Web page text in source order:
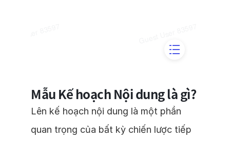
Mẫu Kế hoạch Nội dung là gì?
Lên kế hoạch nội dung là một phần
quan trọng của bất kỳ chiến lược tiếp